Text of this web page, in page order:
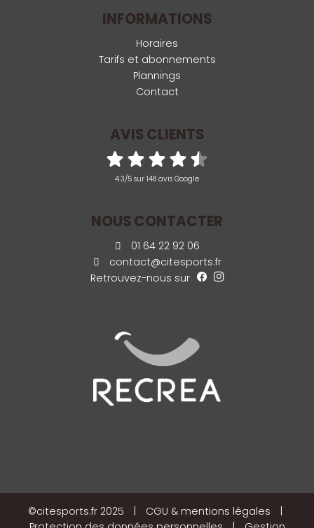
INFORMATIONS
Horaires
Tarifs et abonnements
Plannings
Contact
AVIS CLIENTS
4.3/5 sur 148 avis Google
NOUS CONTACTER
01 64 22 92 06
contact@citesports.fr
Retrouvez-nous sur
©citesports.fr 2025 CGU & mentions légales